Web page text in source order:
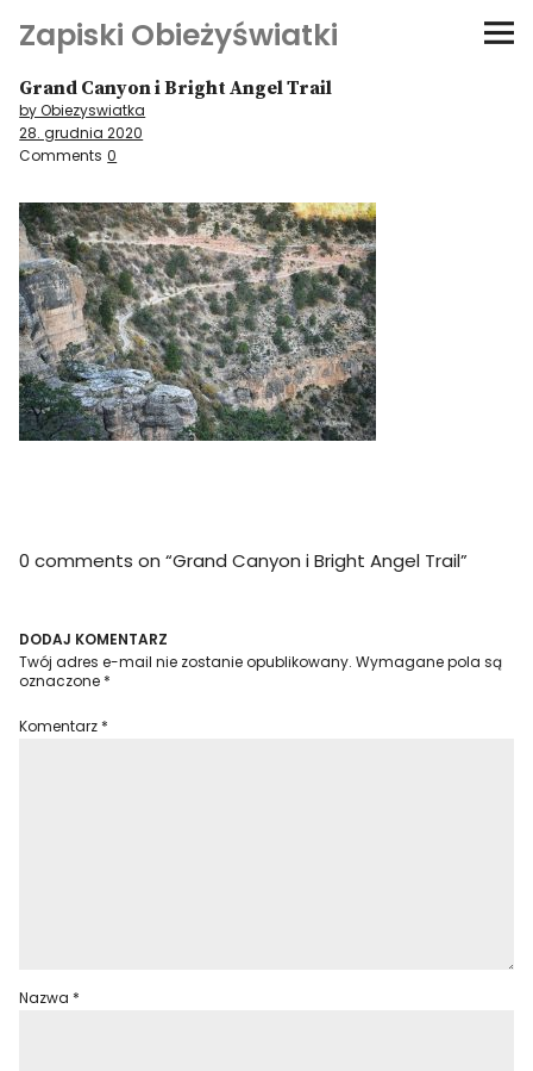
Zapiski Obieżyświatki
Podróże
Kultura i sztuka
Kątem oka
O-fiszki
Niezwyczajne ściany
Dom na kółkach
Grand Canyon i Bright Angel Trail
by Obiezyswiatka
28. grudnia 2020
Comments 0
0 comments on “Grand Canyon i Bright Angel Trail”
DODAJ KOMENTARZ
Twój adres e-mail nie zostanie opublikowany. Wymagane pola są
oznaczone *
Komentarz *
Nazwa *